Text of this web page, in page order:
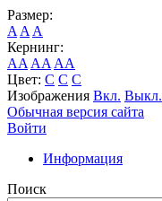
Размер:
A A A
Кернинг:
AA AA AA
Цвет: C C C
Изображения Вкл. Выкл.
Обычная версия сайта
Войти
Информация
Поиск